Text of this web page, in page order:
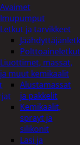
Avaimet
Imupumput
Letkut ja tarvikkeet
Polttoaineletkut
Liuottimet, massat,
ja muut kemikaalit
Alustamassat
ja pakkelit
Kemikaalit,
sprayt ja
silikonit
Lasi ja